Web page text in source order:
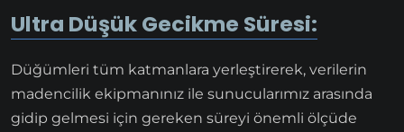
Ultra Düşük Gecikme Süresi:
Düğümleri tüm katmanlara yerleştirerek, verilerin
madencilik ekipmanınız ile sunucularımız arasında
gidip gelmesi için gereken süreyi önemli ölçüde